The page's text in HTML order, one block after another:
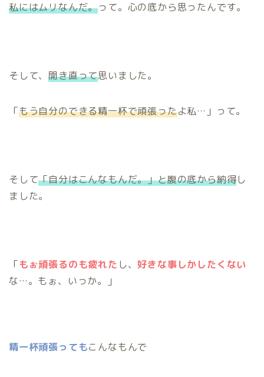
私にはムリなんだ。って。心の底から思ったんです。
そして、開き直って思いました。
「もう自分のできる精一杯で頑張ったよ私…」って。
そして「自分はこんなもんだ。」と腹の底から納得し
ました。
「もぉ頑張るのも疲れた し、好きな事しかしたくない
な…。もぉ、いっか。」
精一杯頑張ってもこんなもんで